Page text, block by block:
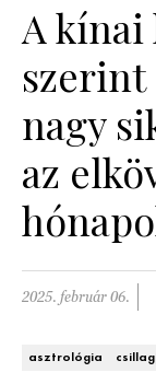
SZÉPSÉG
PSZICHÉ
ÉLETMÓD
DECOR
Hírek
HOROSZKÓP
A kínai
szerint
nagy
az
2025. február 06.
asztrológia